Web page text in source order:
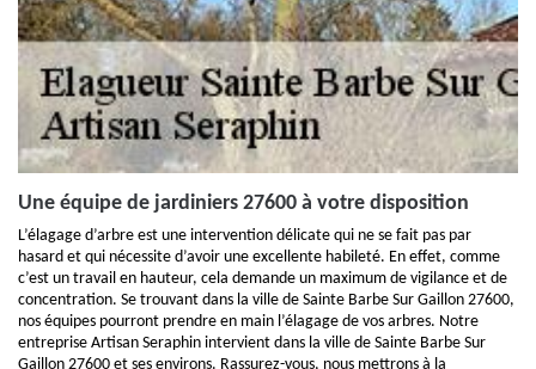
Une équipe de jardiniers 27600 à votre disposition
L’élagage d’arbre est une intervention délicate qui ne se fait pas par
hasard et qui nécessite d’avoir une excellente habileté. En effet, comme
c’est un travail en hauteur, cela demande un maximum de vigilance et de
concentration. Se trouvant dans la ville de Sainte Barbe Sur Gaillon 27600,
nos équipes pourront prendre en main l’élagage de vos arbres. Notre
entreprise Artisan Seraphin intervient dans la ville de Sainte Barbe Sur
Gaillon 27600 et ses environs. Rassurez-vous, nous mettrons à la